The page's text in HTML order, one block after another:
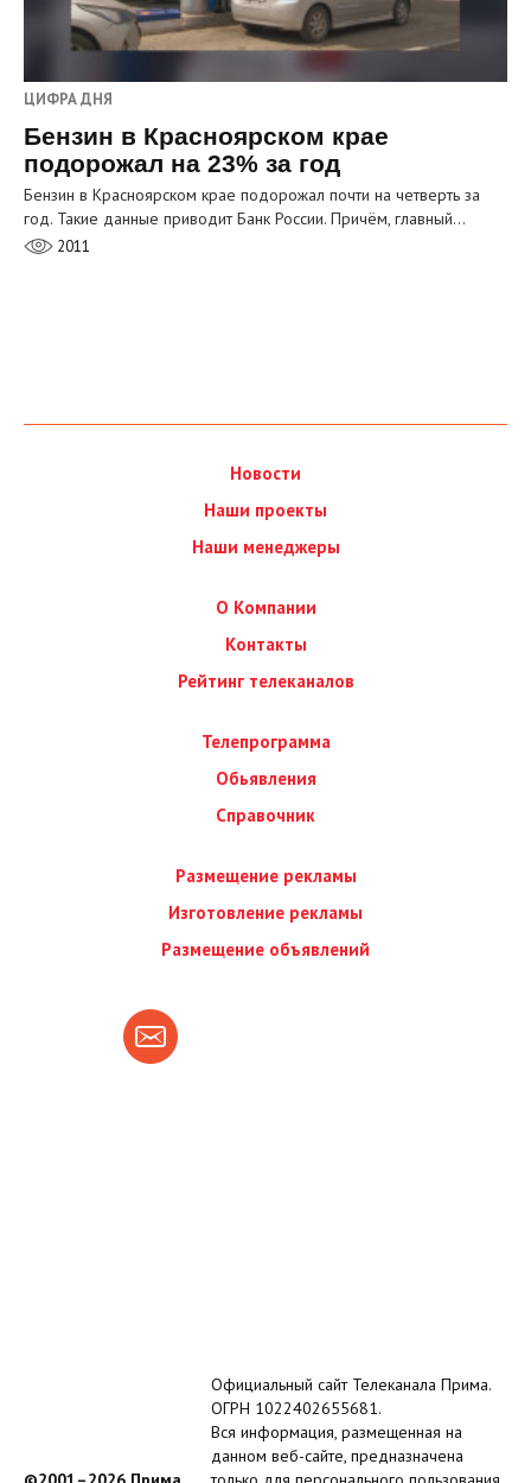
ЦИФРА ДНЯ
Бензин в Красноярском крае
подорожал на 23% за год
Бензин в Красноярском крае подорожал почти на четверть за
год. Такие данные приводит Банк России. Причём, главный…
2011
Новости
Наши проекты
Наши менеджеры
О Компании
Контакты
Рейтинг телеканалов
Телепрограмма
Обьявления
Справочник
Размещение рекламы
Изготовление рекламы
Размещение объявлений
Официальный сайт Телеканала Прима.
ОГРН 1022402655681.
Вся информация, размещенная на
данном веб-сайте, предназначена